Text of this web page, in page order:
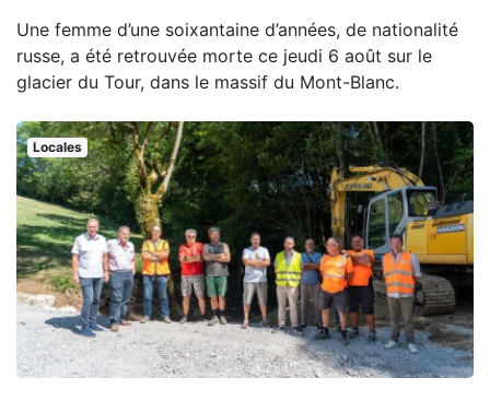
Une femme d’une soixantaine d’années, de nationalité
russe, a été retrouvée morte ce jeudi 6 août sur le
glacier du Tour, dans le massif du Mont-Blanc.
Locales